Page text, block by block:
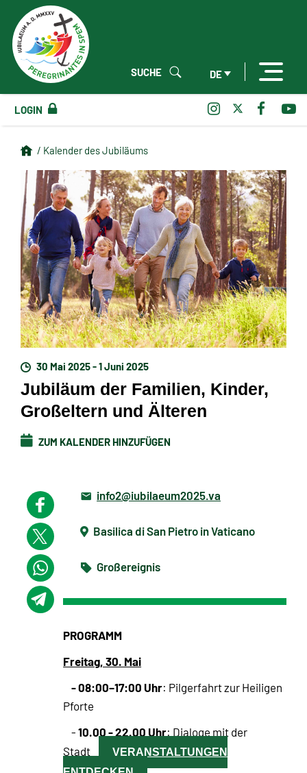
DE
SUCHE
LOGIN
/ Kalender des Jubiläums
30 Mai 2025 - 1 Juni 2025
Jubiläum der Familien, Kinder,
Großeltern und Älteren
ZUM KALENDER HINZUFÜGEN
info2@iubilaeum2025.va
Basilica di San Pietro in Vaticano
Großereignis
PROGRAMM
Freitag, 30. Mai
- 08:00–17:00 Uhr: Pilgerfahrt zur Heiligen
Pforte
-10.00 - 22.00 Uhr: Dialoge mit der
Stadt
VERANSTALTUNGEN